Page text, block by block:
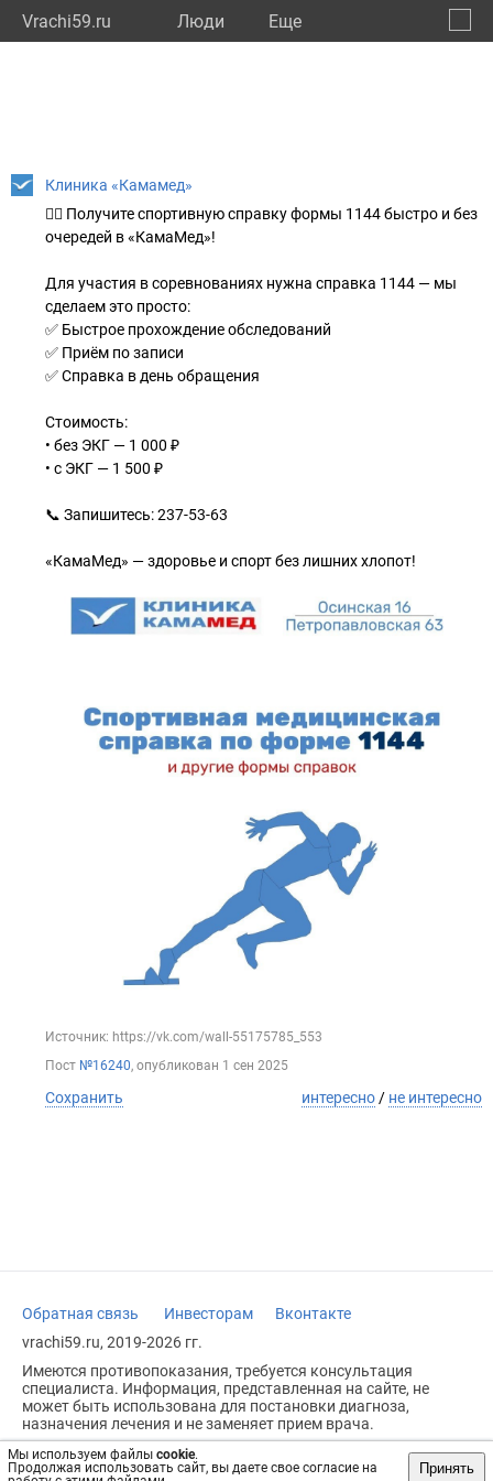
Vrachi59.ru Люди Eще
Мы используем файлы cookie.
Продолжая использовать сайт, вы даете свое согласие на
Принять
Клиника «Камамед»
🏃‍♂️ Получите спортивную справку формы 1144 быстро и без
очередей в «КамаМед»!
Для участия в соревнованиях нужна справка 1144 — мы
сделаем это просто:
✅ Быстрое прохождение обследований
✅ Приём по записи
✅ Справка в день обращения
Стоимость:
• без ЭКГ — 1 000 ₽
• с ЭКГ — 1 500 ₽
📞 Запишитесь: 237-53-63
«КамаМед» — здоровье и спорт без лишних хлопот!
Источник: https://vk.com/wall-55175785_553
Пост №16240, опубликован 1 сен 2025
Сохранить интересно / не интересно
Обратная связь Инвесторам
Вконтакте
vrachi59.ru, 2019-2026 гг.
Имеются противопоказания, требуется консультация
специалиста. Информация, представленная на сайте, не
может быть использована для постановки диагноза,
назначения лечения и не заменяет прием врача.
Возрастное ограничение: 18+